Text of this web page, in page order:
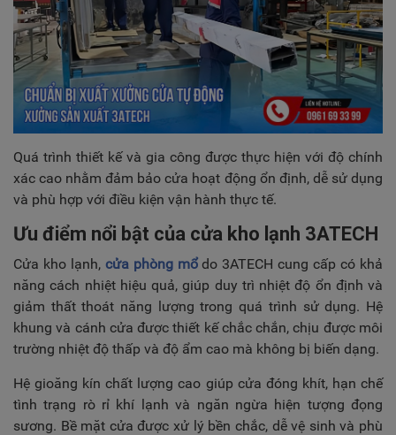
Quá trình thiết kế và gia công được thực hiện với độ chính
xác cao nhằm đảm bảo cửa hoạt động ổn định, dễ sử dụng
và phù hợp với điều kiện vận hành thực tế.
Ưu điểm nổi bật của cửa kho lạnh 3ATECH
Cửa kho lạnh, cửa phòng mổdo 3ATECH cung cấp có khả
năng cách nhiệt hiệu quả, giúp duy trì nhiệt độ ổn định và
giảm thất thoát năng lượng trong quá trình sử dụng. Hệ
khung và cánh cửa được thiết kế chắc chắn, chịu được môi
trường nhiệt độ thấp và độ ẩm cao mà không bị biến dạng.
Hệ gioăng kín chất lượng cao giúp cửa đóng khít, hạn chế
tình trạng rò rỉ khí lạnh và ngăn ngừa hiện tượng đọng
sương. Bề mặt cửa được xử lý bền chắc, dễ vệ sinh và phù